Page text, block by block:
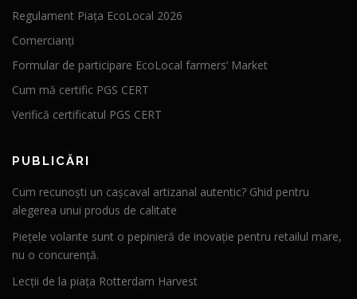
Regulament Piața EcoLocal 2026
Comercianți
Formular de participare EcoLocal farmers’ Market
Cum mă certific PGS CERT
Verifică certificatul PGS CERT
PUBLICĂRI
Cum recunoști un cașcaval artizanal autentic? Ghid pentru
alegerea unui produs de calitate
Piețele volante sunt o pepinieră de inovație pentru retailul mare,
nu o concurență.
Lecții de la piața Rotterdam Harvest